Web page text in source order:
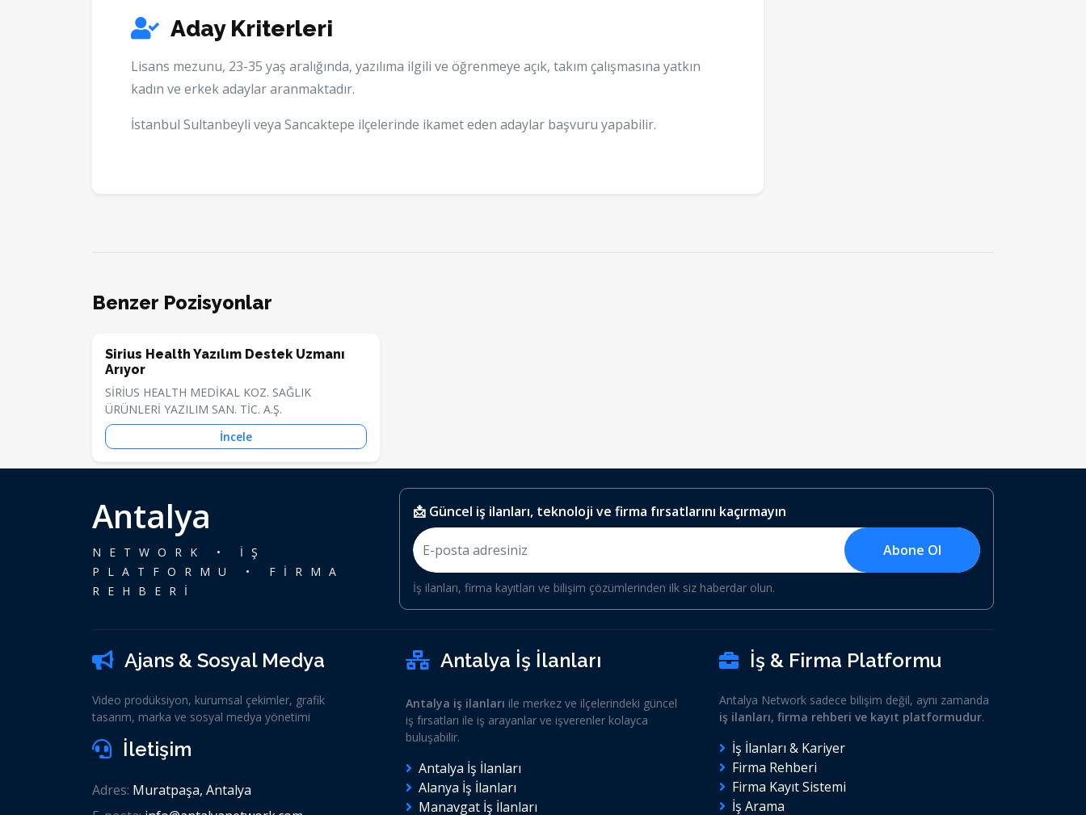
Aday Kriterleri
Lisans mezunu, 23-35 yaş aralığında, yazılıma ilgili ve öğrenmeye açık, takım çalışmasına yatkın
kadın ve erkek adaylar aranmaktadır.
İstanbul Sultanbeyli veya Sancaktepe ilçelerinde ikamet eden adaylar başvuru yapabilir.
Benzer Pozisyonlar
Sirius Health Yazılım Destek Uzmanı
Arıyor
SİRİUS HEALTH MEDİKAL KOZ. SAĞLIK
ÜRÜNLERİ YAZILIM SAN. TİC. A.Ş.
İncele
Antalya
NETWORK • İŞ
PLATFORMU • FİRMA
REHBERİ
📩 Güncel iş ilanları, teknoloji ve firma fırsatlarını kaçırmayın
Abone Ol
İş ilanları, firma kayıtları ve bilişim çözümlerinden ilk siz haberdar olun.
Ajans & Sosyal Medya
Video prodüksiyon, kurumsal çekimler, grafik
tasarım, marka ve sosyal medya yönetimi
İletişim
Adres: Muratpaşa, Antalya
Antalya İş İlanları
Antalya iş ilanları ile merkez ve ilçelerindeki güncel
iş fırsatları ile iş arayanlar ve işverenler kolayca
buluşabilir.
Antalya İş İlanları
Alanya İş İlanları
Manavgat İş İlanları
İş & Firma Platformu
Antalya Network sadece bilişim değil, aynı zamanda
iş ilanları, firma rehberi ve kayıt platformudur.
İş İlanları & Kariyer
Firma Rehberi
Firma Kayıt Sistemi
İş Arama